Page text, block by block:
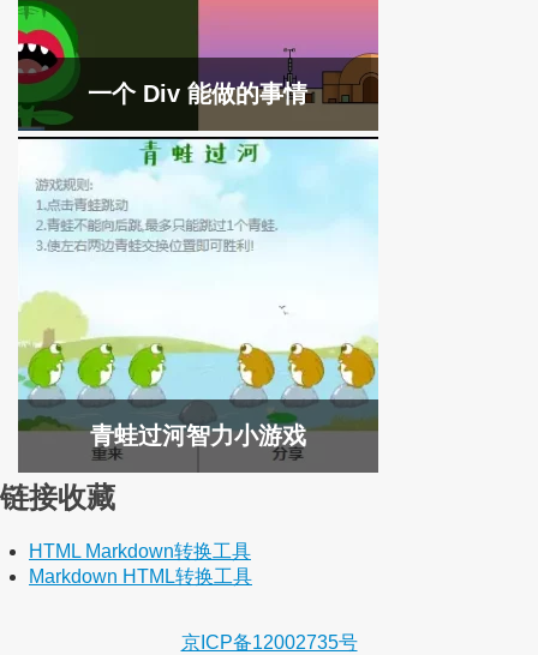
一个 Div 能做的事情
青蛙过河智力小游戏
链接收藏
HTML Markdown转换工具
Markdown HTML转换工具
京ICP备12002735号